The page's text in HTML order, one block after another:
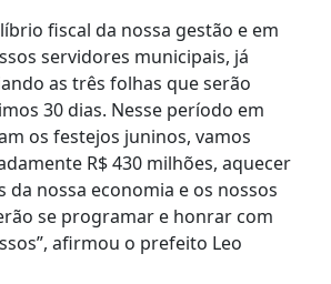
fiscal da nossa gestão e em
servidores municipais, já
as três folhas que serão
30 dias. Nesse período em
os festejos juninos, vamos
R$ 430 milhões, aquecer
da nossa economia e os nossos
se programar e honrar com
afirmou o prefeito Leo